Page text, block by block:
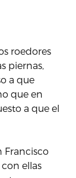
roedores
piernas,
a que
que en
a que el
Francisco
ellas